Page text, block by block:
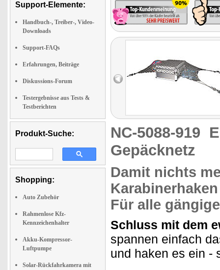
Support-Elemente:
Handbuch-, Treiber-, Video-
Downloads
Support-FAQs
Erfahrungen, Beiträge
Diskussions-Forum
Testergebnisse aus Tests &
Testberichten
Produkt-Suche:
Shopping:
Auto Zubehör
Rahmenlose Kfz-
Kennzeichenhalter
Akku-Kompressor-
Luftpumpe
Solar-Rückfahrkamera mit
NC-5088-919
Gepäcknetz
Damit nichts
Karabinerhaken
Für alle
Schluss mit dem
spannen einfach
und haken es ein -